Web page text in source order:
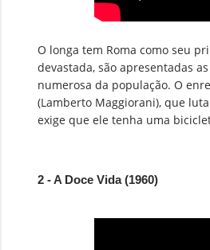
O longa tem Roma como seu
devastada, são apresentadas
numerosa da população. O
(Lamberto Maggiorani), que
exige que ele tenha uma
2 - A Doce Vida (1960)